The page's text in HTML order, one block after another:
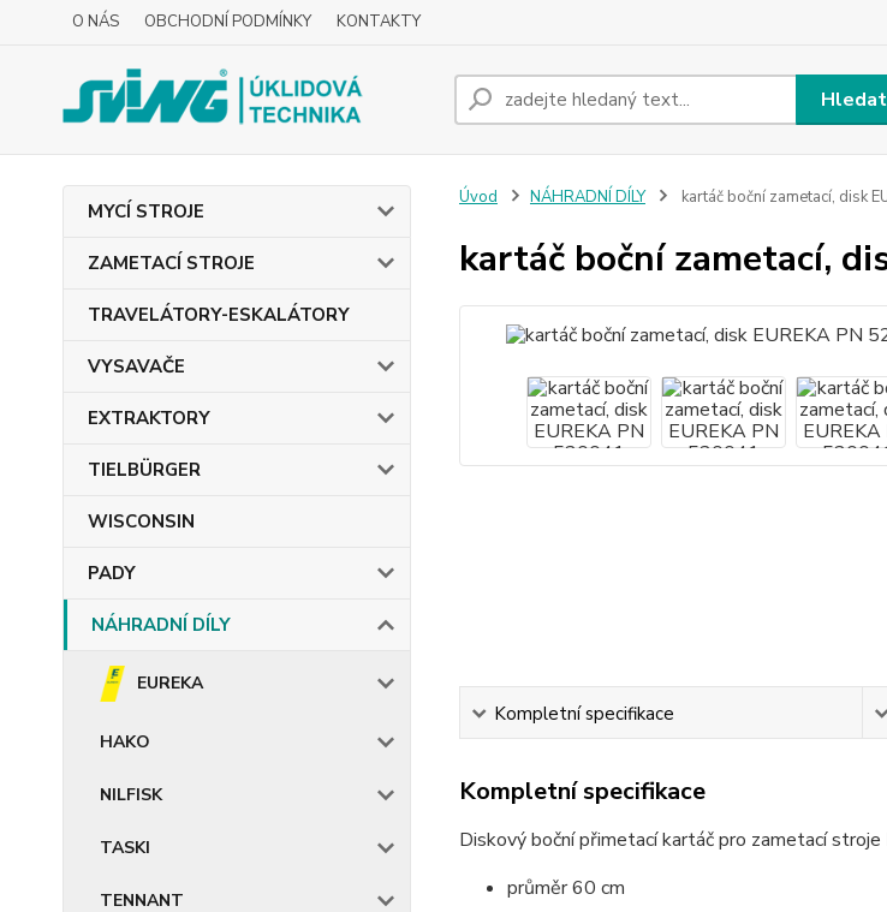
O NÁS OBCHODNÍ PODMÍNKY KONTAKTY
Hledat
MYCÍ STROJE
ZAMETACÍ STROJE
TRAVELÁTORY-ESKALÁTORY
VYSAVAČE
EXTRAKTORY
TIELBÜRGER
WISCONSIN
PADY
NÁHRADNÍ DÍLY
EUREKA
HAKO
NILFISK
TASKI
TENNANT
Úvod NÁHRADNÍ DÍLY kartáč boční zametací, disk
kartáč boční zametací,
Kompletní specifikace
Kompletní specifikace
Diskový boční přimetací kartáč pro zametací stroje
průměr 60 cm